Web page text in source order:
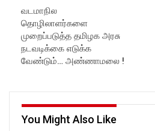
வடமாநில
தொழிலாளர்களை
முறைப்படுத்த தமிழக அரசு
நடவடிக்கை எடுக்க
வேண்டும்… அண்ணாமலை !
You Might Also Like